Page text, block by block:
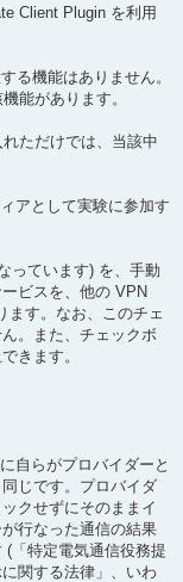
Client Plugin を利用
る機能はありません。
能があります。
ただけでは、当該中
アとして実験に参加す
っています) を、手動
ビスを、他の VPN
ます。なお、このチェ
。また、チェックボ
きます。
自らがプロバイダーと
じです。プロバイダ
クせずにそのままイ
行なった通信の結果
「特定電気通信役務提
関する法律」、いわ